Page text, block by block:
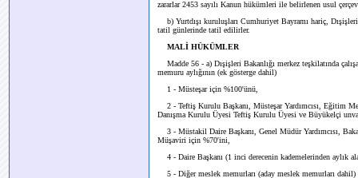
zararlar 2453 sayılı Kanun hükümleri ile belirlenen usul
b) Yurtdışı kuruluşları Cumhuriyet Bayramı hariç,
tatil günlerinde tatil edilirler.
MALİ HÜKÜMLER
Madde 56 - a) Dışişleri Bakanlığı merkez teşkilatında
memuru aylığının (ek gösterge dahil)
1 - Müsteşar için %100'ünü,
2 - Teftiş Kurulu Başkanı, Müsteşar Yardımcısı, Eğitim
Danışma Kurulu Üyesi Teftiş Kurulu Üyesi ve Büyükelçi
3 - Müstakil Daire Başkanı, Genel Müdür Yardımcısı,
Müşaviri için %70'ini,
4 - Daire Başkanı (1 inci derecenin kademelerinden aylık
5 - Diğer meslek memurları (aday meslek memurları